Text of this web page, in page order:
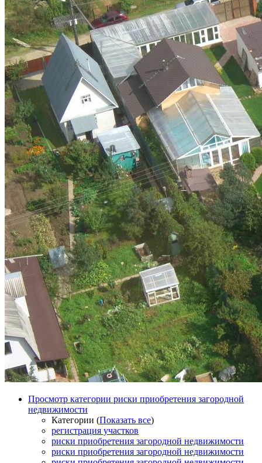
Просмотр категории риски приобретения загородной
недвижимости
Категории (Показать все)
регистрация участков
риски приобретения загородной недвижимости
риски приобретения загородной недвижимости